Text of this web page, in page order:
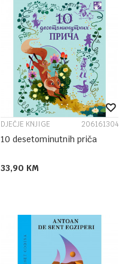
DJEČJE KNJIGE 206161304
10 desetominutnih priča
33,90 KM